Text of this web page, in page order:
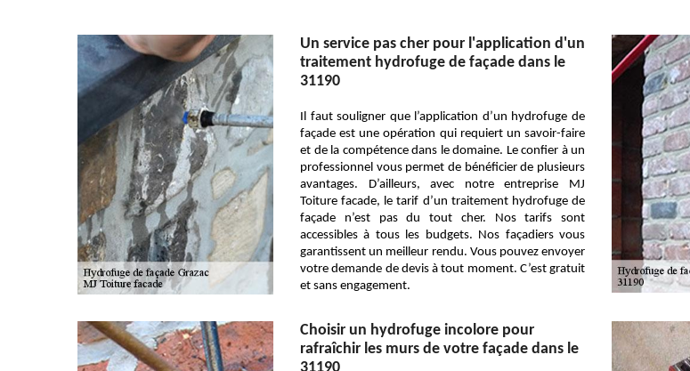
Un service pas cher pour l'application d'un
traitement hydrofuge de façade dans le
31190
Il faut souligner que l’application d’un hydrofuge de
façade est une opération qui requiert un savoir-faire
et de la compétence dans le domaine. Le confier à un
professionnel vous permet de bénéficier de plusieurs
avantages. D’ailleurs, avec notre entreprise MJ
Toiture facade, le tarif d’un traitement hydrofuge de
façade n’est pas du tout cher. Nos tarifs sont
accessibles à tous les budgets. Nos façadiers vous
garantissent un meilleur rendu. Vous pouvez envoyer
votre demande de devis à tout moment. C’est gratuit
et sans engagement.
Choisir un hydrofuge incolore pour
rafraîchir les murs de votre façade dans le